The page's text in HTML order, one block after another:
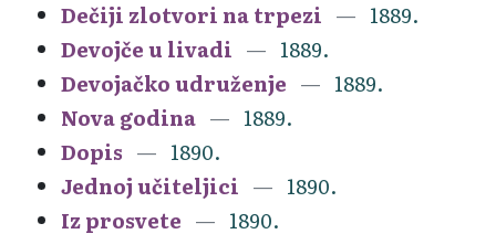
Dečiji zlotvori na trpezi
1889.
Devojče u livadi
1889.
Devojačko udruženje
1889.
Nova godina
1889.
Dopis
1890.
Jednoj učiteljici
1890.
Iz prosvete
1890.